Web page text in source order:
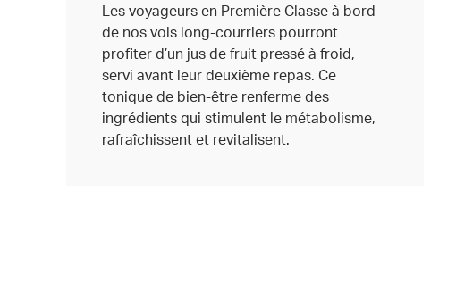
Les voyageurs en Première Classe à bord
de nos vols long-courriers pourront
profiter d’un jus de fruit pressé à froid,
servi avant leur deuxième repas. Ce
tonique de bien-être renferme des
ingrédients qui stimulent le métabolisme,
rafraîchissent et revitalisent.